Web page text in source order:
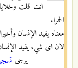
انت قلت
الحمراء
معناه يفيد الإنسان
لان اى شيء يفيد
يرجى